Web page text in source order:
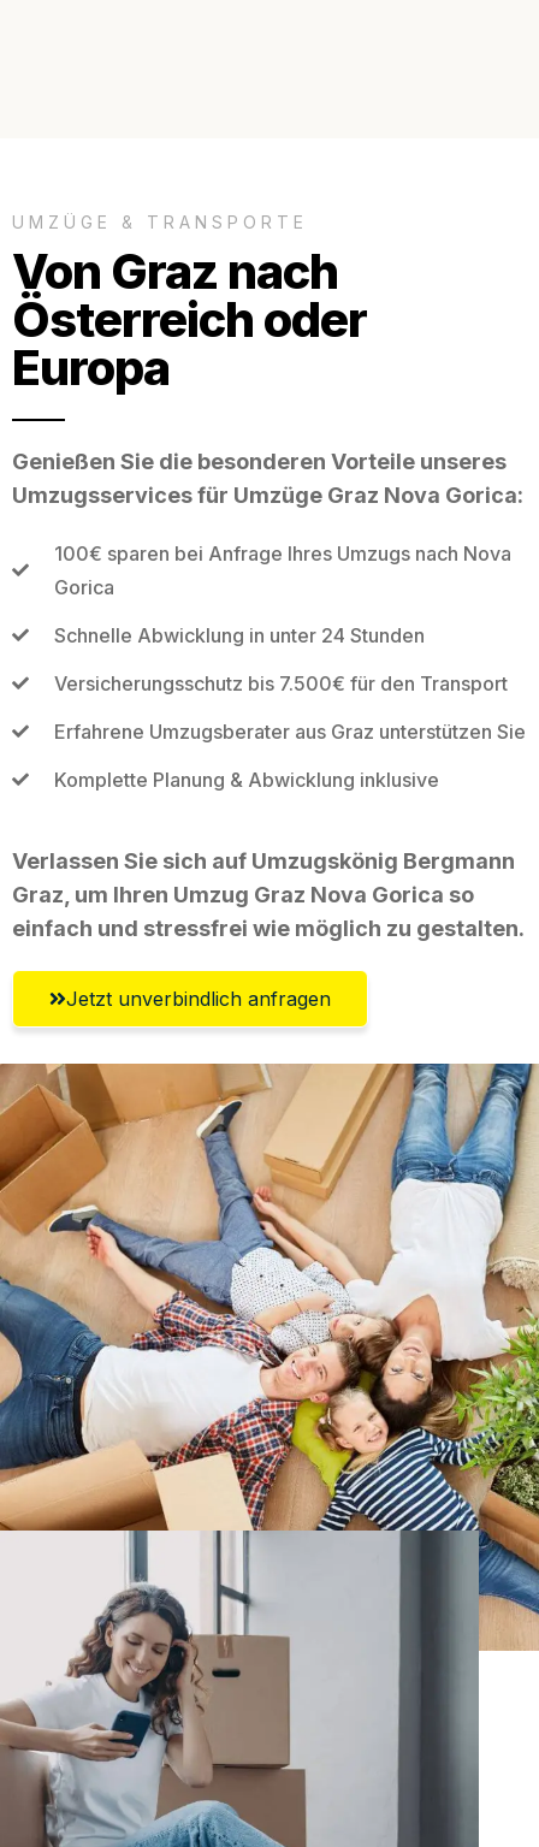
UMZÜGE & TRANSPORTE
Von Graz nach
Österreich oder
Europa
Genießen Sie die besonderen Vorteile unseres
Umzugsservices für Umzüge Graz Nova Gorica:
100€ sparen bei Anfrage Ihres Umzugs nach Nova
Gorica
Schnelle Abwicklung in unter 24 Stunden
Versicherungsschutz bis 7.500€ für den Transport
Erfahrene Umzugsberater aus Graz unterstützen Sie
Komplette Planung & Abwicklung inklusive
Verlassen Sie sich auf Umzugskönig Bergmann
Graz, um Ihren Umzug Graz Nova Gorica so
einfach und stressfrei wie möglich zu gestalten.
Jetzt unverbindlich anfragen